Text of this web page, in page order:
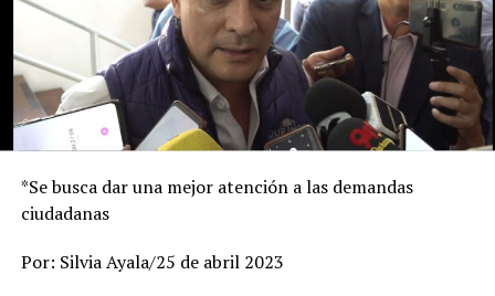
*Se busca dar una mejor atención a las demandas
ciudadanas
Por: Silvia Ayala/25 de abril 2023